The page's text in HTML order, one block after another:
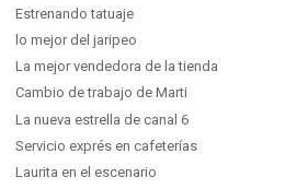
Estrenando tatuaje
lo mejor del jaripeo
La mejor vendedora de la tienda
Cambio de trabajo de Marti
La nueva estrella de canal 6
Servicio exprés en cafeterías
Laurita en el escenario